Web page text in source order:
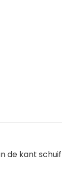
de kant